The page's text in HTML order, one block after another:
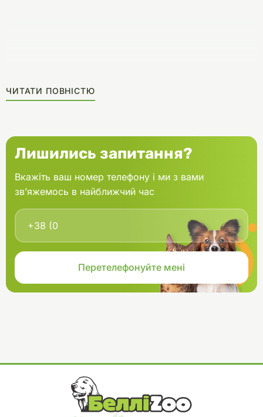
ЧИТАТИ ПОВНІСТЮ
Лишились запитання?
Вкажіть ваш номер телефону і ми з вами
зв’яжемось в найближчий час